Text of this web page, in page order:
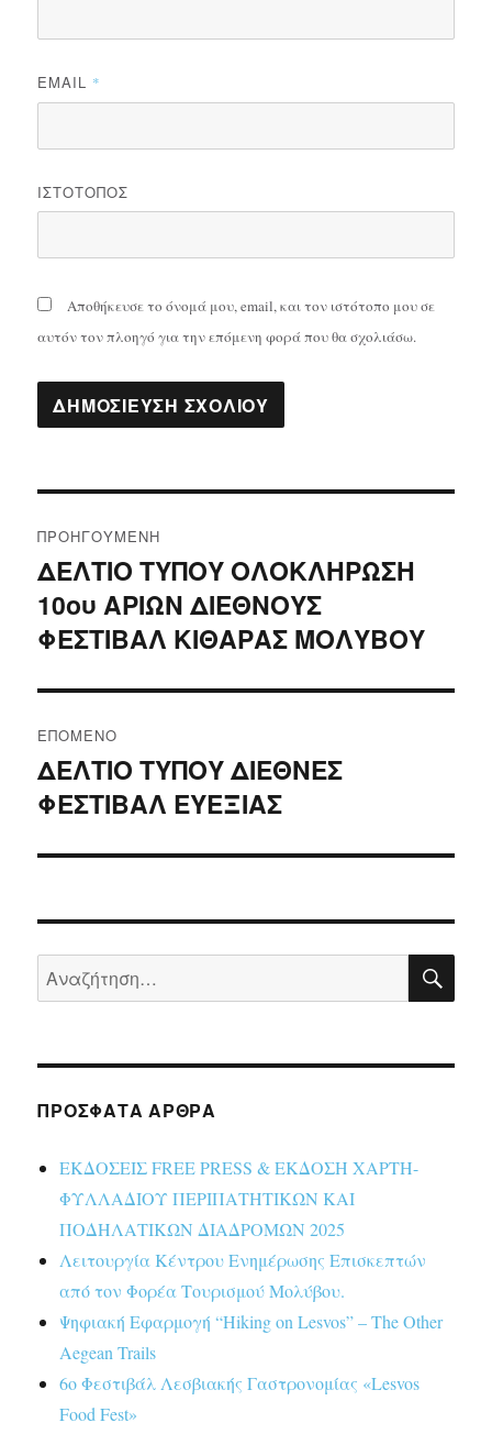
EMAIL *
ΙΣΤΌΤΟΠΟΣ
Αποθήκευσε το όνομά μου, email, και τον ιστότοπο μου σε
αυτόν τον πλοηγό για την επόμενη φορά που θα σχολιάσω.
άρθρων
ΠΡΟΗΓΟΎΜΕΝΗ
Προηγούμενο
άρθρο:
ΔΕΛΤΙΟ ΤΥΠΟΥ ΟΛΟΚΛΗΡΩΣΗ
10ου ΑΡΙΩΝ ΔΙΕΘΝΟΥΣ
ΦΕΣΤΙΒΑΛ ΚΙΘΑΡΑΣ ΜΟΛΥΒΟΥ
ΕΠΌΜΕΝΟ
Επόμενο
άρθρο:
ΔΕΛΤΙΟ ΤΥΠΟΥ ΔΙΕΘΝΕΣ
ΦΕΣΤΙΒΑΛ ΕΥΕΞΙΑΣ
Αναζήτηση
για:
ΠΡΌΣΦΑΤΑ ΆΡΘΡΑ
ΕΚΔΟΣΕΙΣ FREE PRESS & ΕΚΔΟΣΗ ΧΑΡΤΗ-
ΦΥΛΛΑΔΙΟΥ ΠΕΡΙΠΑΤΗΤΙΚΩΝ ΚΑΙ
ΠΟΔΗΛΑΤΙΚΩΝ ΔΙΑΔΡΟΜΩΝ 2025
Λειτουργία Κέντρου Ενημέρωσης Επισκεπτών
από τον Φορέα Τουρισμού Μολύβου.
Ψηφιακή Εφαρμογή “Hiking on Lesvos” – The Other
Aegean Trails
6ο Φεστιβάλ Λεσβιακής Γαστρονομίας «Lesvos
Food Fest»